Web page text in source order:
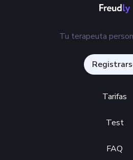
Tu terapeuta
Tarifas
Test
FAQ